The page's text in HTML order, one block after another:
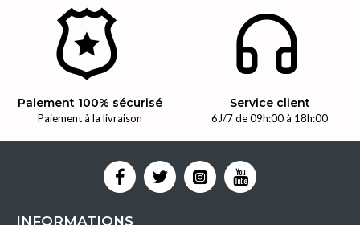
Paiement 100% sécurisé
Paiement à la livraison
Service client
6J/7 de 09h:00 à 18h:00
INFORMATIONS